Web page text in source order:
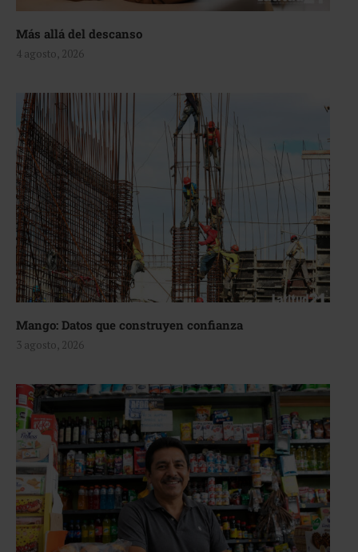
Más allá del descanso
4 agosto, 2026
Mango: Datos que construyen confianza
3 agosto, 2026